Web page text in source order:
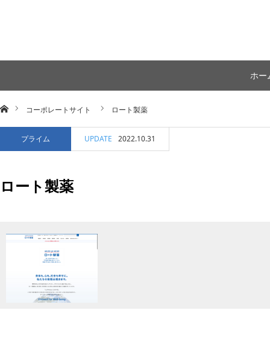
ホー
ホームコーポレートサイト ロート製薬
プライム UPDATE 2022.10.31
ロート製薬